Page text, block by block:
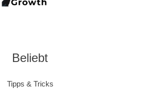
Beliebt
Tipps & Tricks